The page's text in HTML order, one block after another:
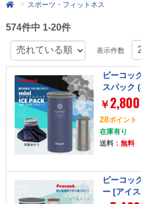
スポーツ・フィットネス
574件中 1-20件
表示件数
ピーコッ
スパック
￥ 2,800
28ポイント
在庫有り
送料： 無料
ピーコッ
ー [アイ